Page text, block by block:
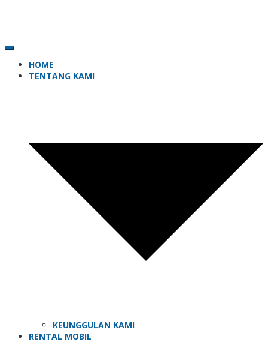
HOME
TENTANG KAMI
KEUNGGULAN KAMI
RENTAL MOBIL